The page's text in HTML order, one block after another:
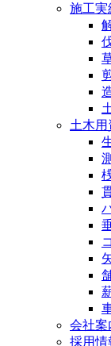
施工実
土木用
会社案
採用情